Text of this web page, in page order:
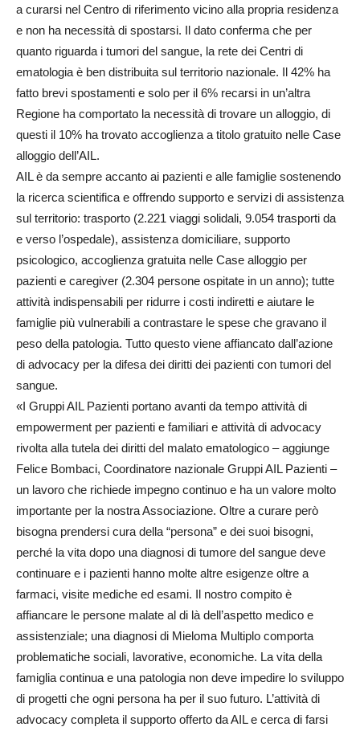
a curarsi nel Centro di riferimento vicino alla propria residenza
e non ha necessità di spostarsi. Il dato conferma che per
quanto riguarda i tumori del sangue, la rete dei Centri di
ematologia è ben distribuita sul territorio nazionale. Il 42% ha
fatto brevi spostamenti e solo per il 6% recarsi in un’altra
Regione ha comportato la necessità di trovare un alloggio, di
questi il 10% ha trovato accoglienza a titolo gratuito nelle Case
alloggio dell’AIL.
AIL è da sempre accanto ai pazienti e alle famiglie sostenendo
la ricerca scientifica e offrendo supporto e servizi di assistenza
sul territorio: trasporto (2.221 viaggi solidali, 9.054 trasporti da
e verso l’ospedale), assistenza domiciliare, supporto
psicologico, accoglienza gratuita nelle Case alloggio per
pazienti e caregiver (2.304 persone ospitate in un anno); tutte
attività indispensabili per ridurre i costi indiretti e aiutare le
famiglie più vulnerabili a contrastare le spese che gravano il
peso della patologia. Tutto questo viene affiancato dall’azione
di advocacy per la difesa dei diritti dei pazienti con tumori del
sangue.
«I Gruppi AIL Pazienti portano avanti da tempo attività di
empowerment per pazienti e familiari e attività di advocacy
rivolta alla tutela dei diritti del malato ematologico – aggiunge
Felice Bombaci, Coordinatore nazionale Gruppi AIL Pazienti –
un lavoro che richiede impegno continuo e ha un valore molto
importante per la nostra Associazione. Oltre a curare però
bisogna prendersi cura della “persona” e dei suoi bisogni,
perché la vita dopo una diagnosi di tumore del sangue deve
continuare e i pazienti hanno molte altre esigenze oltre a
farmaci, visite mediche ed esami. Il nostro compito è
affiancare le persone malate al di là dell’aspetto medico e
assistenziale; una diagnosi di Mieloma Multiplo comporta
problematiche sociali, lavorative, economiche. La vita della
famiglia continua e una patologia non deve impedire lo sviluppo
di progetti che ogni persona ha per il suo futuro. L’attività di
advocacy completa il supporto offerto da AIL e cerca di farsi